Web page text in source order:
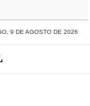
9 DE AGOSTO DE 2026